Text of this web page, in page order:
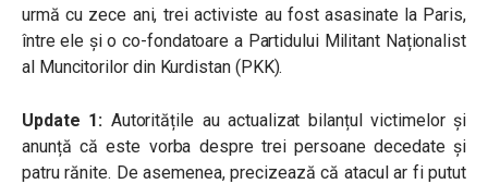
urmă cu zece ani, trei activiste au fost asasinate la Paris,
între ele și o co-fondatoare a Partidului Militant Naționalist
al Muncitorilor din Kurdistan (PKK).
Update 1: Autoritățile au actualizat bilanțul victimelor și
anunță că este vorba despre trei persoane decedate și
patru rănite. De asemenea, precizează că atacul ar fi putut